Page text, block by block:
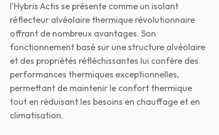
l'Hybris Actis se présente comme un isolant
réflecteur alvéolaire thermique révolutionnaire
offrant de nombreux avantages. Son
fonctionnement basé sur une structure alvéolaire
et des propriétés réfléchissantes lui confère des
performances thermiques exceptionnelles,
permettant de maintenir le confort thermique
tout en réduisant les besoins en chauffage et en
climatisation.